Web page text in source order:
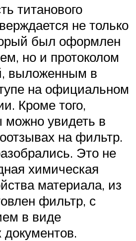
титанового
не только
был оформлен
но и протоколом
выложенным в
на официальном
Кроме того,
увидеть в
на фильтр.
Это не
химическая
материала, из
фильтр, с
в виде